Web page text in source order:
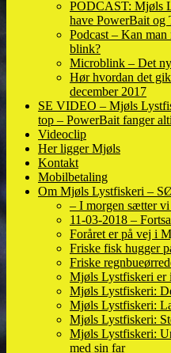
PODCAST: Mjøls
have PowerBait og
Podcast – Kan
blink?
Microblink – Det
Hør hvordan det
december 2017
SE VIDEO – Mjøls
top – PowerBait fanger
Videoclip
Her ligger Mjøls
Kontakt
Mobilbetaling
Om Mjøls Lystfiskeri –
– I morgen sætter
11-03-2018 –
Foråret er på vej i
Friske fisk hugger
Friske
Mjøls Lystfiskeri er
Mjøls Lystfiskeri:
Mjøls Lystfiskeri:
Mjøls Lystfiskeri:
Mjøls Lystfiskeri:
med sin far